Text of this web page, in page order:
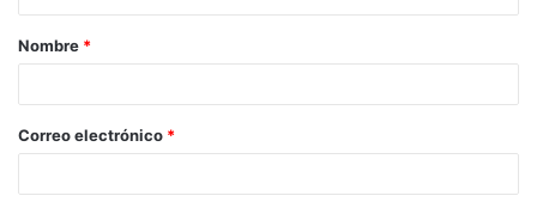
Nombre *
Correo electrónico *